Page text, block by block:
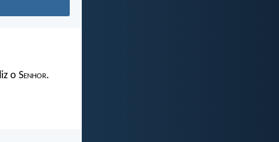
o Senhor.